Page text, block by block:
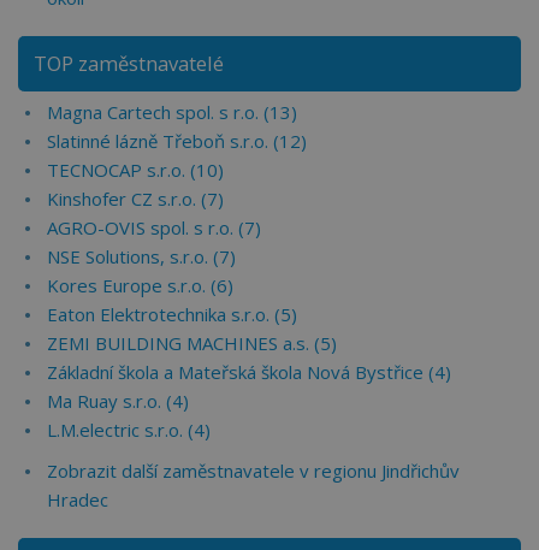
TOP zaměstnavatelé
Magna Cartech spol. s r.o. (13)
Slatinné lázně Třeboň s.r.o. (12)
TECNOCAP s.r.o. (10)
Kinshofer CZ s.r.o. (7)
AGRO-OVIS spol. s r.o. (7)
NSE Solutions, s.r.o. (7)
Kores Europe s.r.o. (6)
Eaton Elektrotechnika s.r.o. (5)
ZEMI BUILDING MACHINES a.s. (5)
Základní škola a Mateřská škola Nová Bystřice (4)
Ma Ruay s.r.o. (4)
L.M.electric s.r.o. (4)
Zobrazit další zaměstnavatele v regionu Jindřichův
Hradec